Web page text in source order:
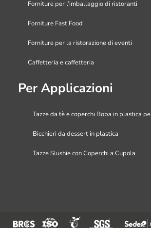
Forniture per l’imballaggio di ristoranti
Forniture Fast Food
Forniture per la ristorazione di eventi
Caffetteria e caffetteria
Per Applicazioni
Tazze da tè e coperchi Boba in plastica
Bicchieri da dessert in plastica
Tazze Slushie con Coperchi a Cupola